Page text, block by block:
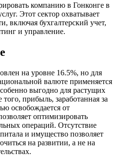
компанию в Гонконге в
Этот сектор охватывает
включая бухгалтерский учет,
и управление.
на уровне 16.5%, но для
валюте применяется
выгодно для растущих
прибыль, заработанная за
освобождается от
оптимизировать
операций. Отсутствие
и имущество позволяет
на развитии, а не на